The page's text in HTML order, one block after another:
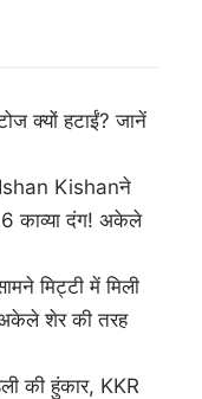
क्यों हटाईं? जानें
Ishan Kishanने
काव्या दंग! अकेले
मिट्टी में मिली
शेर की तरह
की हुंकार, KKR